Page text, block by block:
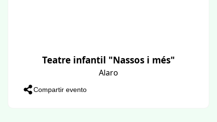
Teatre infantil "Nassos i més"
Alaro
Compartir evento